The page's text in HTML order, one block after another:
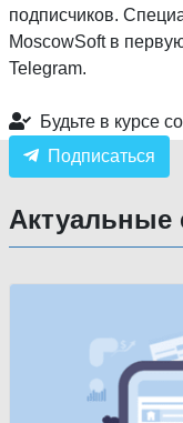
подписчиков.
MoscowSoft в
Telegram.
Будьте в курсе
Подписаться
Актуальные